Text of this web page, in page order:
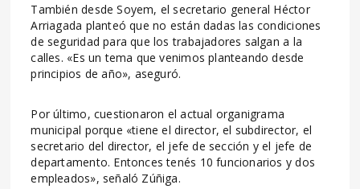
También desde Soyem, el secretario general Héctor
Arriagada planteó que no están dadas las condiciones
de seguridad para que los trabajadores salgan a la
calles. «Es un tema que venimos planteando desde
principios de año», aseguró.
Por último, cuestionaron el actual organigrama
municipal porque «tiene el director, el subdirector, el
secretario del director, el jefe de sección y el jefe de
departamento. Entonces tenés 10 funcionarios y dos
empleados», señaló Zúñiga.